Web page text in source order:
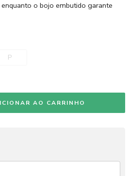
o bojo embutido garante
P
AO CARRINHO